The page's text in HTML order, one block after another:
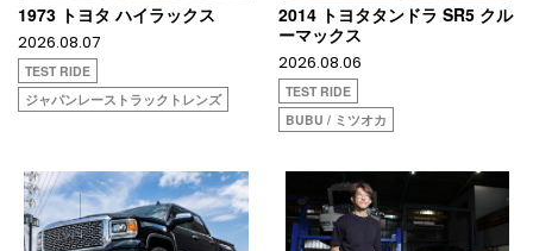
1973 トヨタ ハイラックス
2026.08.07
TEST RIDE
ジャパンレーストラックトレンズ
2014 トヨタタンドラ SR5 クル
ーマックス
2026.08.06
TEST RIDE
BUBU / ミツオカ